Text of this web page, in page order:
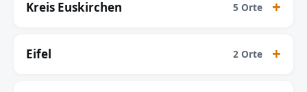
Kreis Euskirchen 5 Orte
Eifel 2 Orte